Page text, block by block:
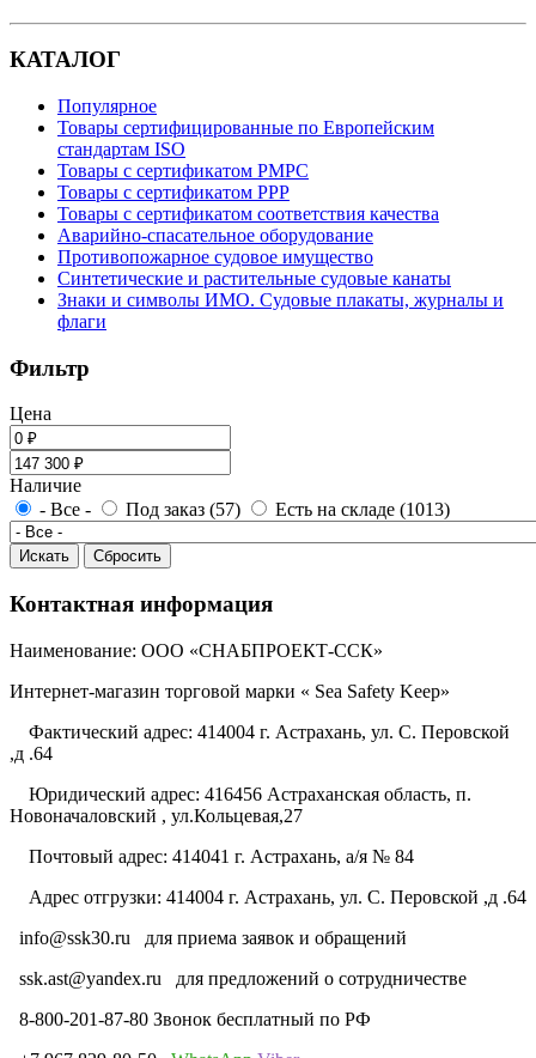
КАТАЛОГ
Популярное
Товары сертифицированные по Европейским
стандартам ISO
Товары с сертификатом РМРС
Товары с сертификатом РРР
Товары с сертификатом соответствия качества
Аварийно-спасательное оборудование
Противопожарное судовое имущество
Синтетические и растительные судовые канаты
Знаки и символы ИМО. Судовые плакаты, журналы и
флаги
Фильтр
Цена
Наличие
- Все -
Под заказ (57) Есть на складе (1013)
Контактная информация
Наименование: ООО «СНАБПРОЕКТ-ССК»
Интернет-магазин торговой марки « Sea Safety Keep»
Фактический адрес: 414004 г. Астрахань, ул. С. Перовской
,д .64
Юридический адрес: 416456 Астраханская область, п.
Новоначаловский , ул.Кольцевая,27
Почтовый адрес: 414041 г. Астрахань, а/я № 84
Адрес отгрузки: 414004 г. Астрахань, ул. С. Перовской ,д .64
info@ssk30.ru для приема заявок и обращений
ssk.ast@yandex.ru для предложений о сотрудничестве
8-800-201-87-80 Звонок бесплатный по РФ